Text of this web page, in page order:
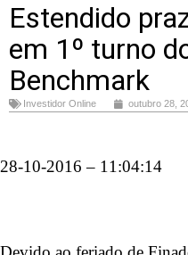
Estendido
em 1º turno
Benchmark
Investidor Online outubro 28,
28-10-2016 – 11:04:14